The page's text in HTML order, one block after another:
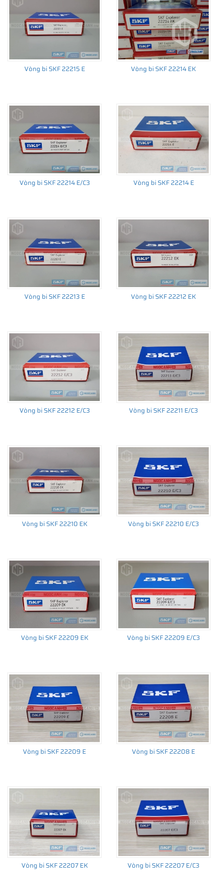
làm việc khó khăn như môi trường nhiễm bẩn hay bôi trơn thiếu.
Vòng bi SKF 22215 E Vòng bi SKF 22214 EK
Vòng bi SKF 22214 E/C3 Vòng bi SKF 22214 E
Vòng bi SKF 22213 E Vòng bi SKF 22212 EK
Vòng bi SKF 22212 E/C3 Vòng bi SKF 22211 E/C3
Vòng bi SKF 22210 EK Vòng bi SKF 22210 E/C3
Vòng bi SKF 22209 EK Vòng bi SKF 22209 E/C3
Vòng bi SKF 22209 E Vòng bi SKF 22208 E
Vòng bi SKF 22207 EK Vòng bi SKF 22207 E/C3